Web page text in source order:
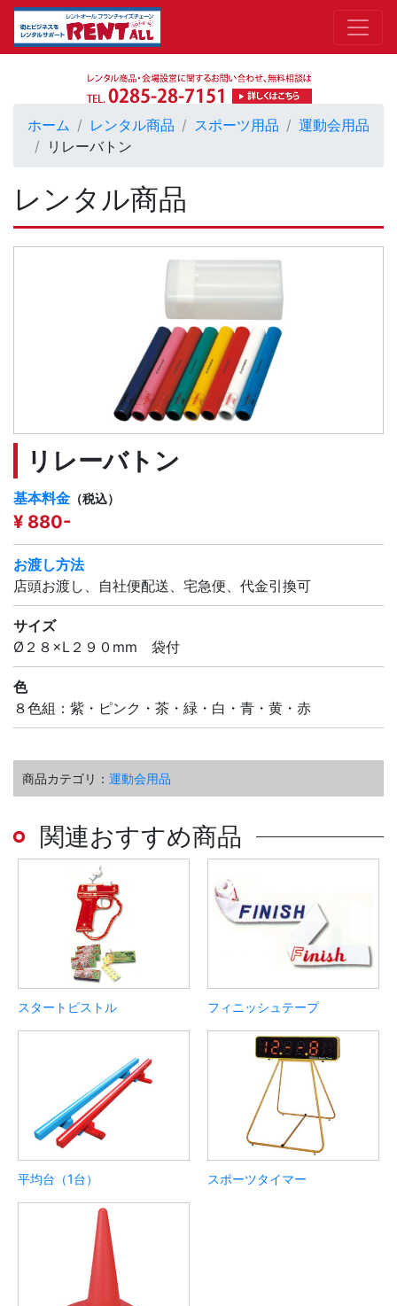
ホーム レンタル商品 スポーツ用品
運動会用品
リレーバトン
レンタル商品
リレーバトン
基本料金 （税込）
¥ 880-
お渡し方法
店頭お渡し、自社便配送、宅急便、代金引換可
サイズ
Ø２８×L２９０mm 袋付
色
８色組：紫・ピンク・茶・緑・白・青・黄・赤
商品カテゴリ： 運動会用品
関連おすすめ商品
スタートピストル フィニッシュテープ
平均台（1台） スポーツタイマー